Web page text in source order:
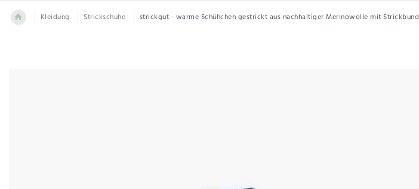
Kleidung Strickschuhe strickgut - warme Schühchen gestrickt aus nachhaltiger Merinowolle mit Strickbund